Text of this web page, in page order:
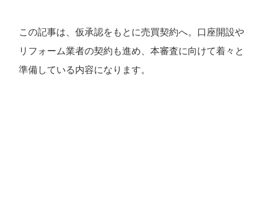
この記事は、仮承認をもとに売買契約へ。口座開設や
リフォーム業者の契約も進め、本審査に向けて着々と
準備している内容になります。